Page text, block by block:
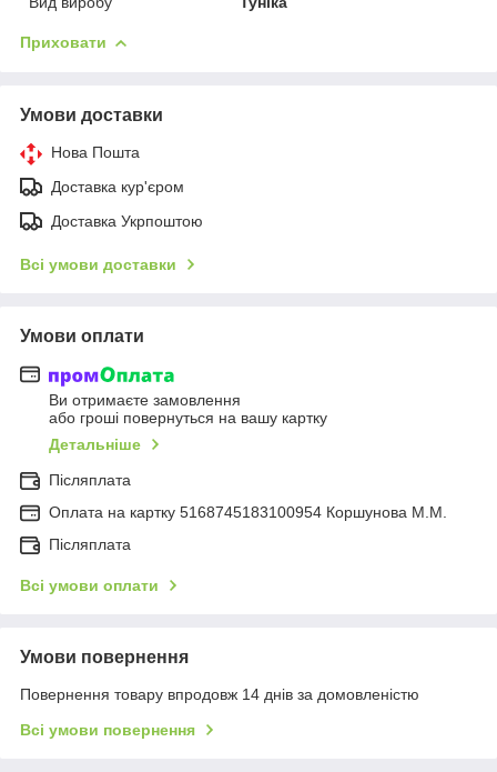
Приховати
Умови доставки
Нова Пошта
Доставка кур'єром
Доставка Укрпоштою
Всі умови доставки
Умови оплати
Ви отримаєте замовлення
або гроші повернуться на вашу картку
Детальніше
Післяплата
Оплата на картку 5168745183100954 Коршунова М.М.
Післяплата
Всі умови оплати
Умови повернення
Повернення товару впродовж 14 днів за домовленістю
Всі умови повернення